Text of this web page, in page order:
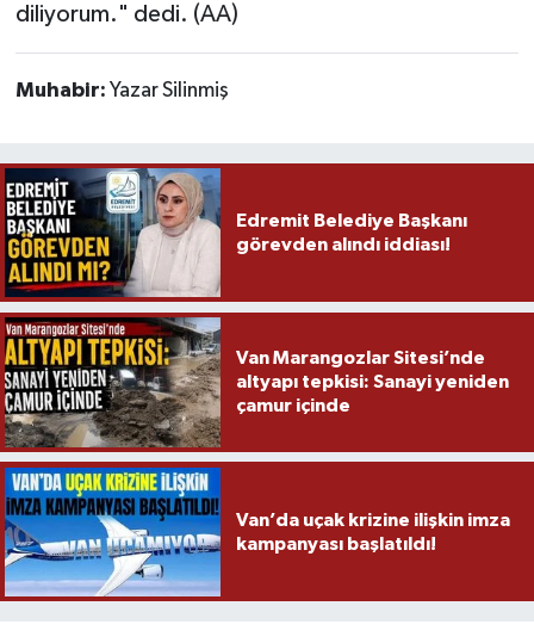
diliyorum." dedi. (AA)
Muhabir: Yazar Silinmiş
Edremit Belediye Başkanı
görevden alındı iddiası!
Van Marangozlar Sitesi’nde
altyapı tepkisi: Sanayi yeniden
çamur içinde
Van’da uçak krizine ilişkin imza
kampanyası başlatıldı!